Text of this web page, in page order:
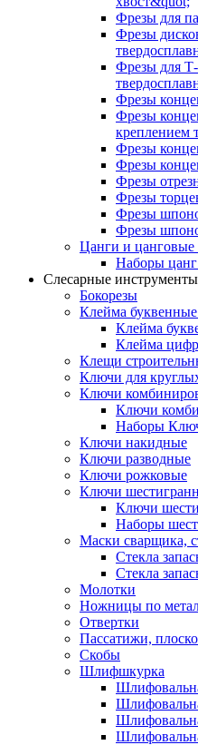
Фрезы для
Фрезы
Фрезы для
Фрезы
Фрезы
креплением
Фрезы
Фрезы
Фрезы
Фрезы
Фрезы
Фрезы
Цанги и цанговые
Наборы цанг
Слесарные инструменты
Бокорезы
Клейма
Клейма
Клейма
Клещи
Ключи для
Ключи
Ключи
Наборы
Ключи накидные
Ключи разводные
Ключи рожковые
Ключи
Ключи
Наборы
Маски сварщика,
Стекла
Стекла
Молотки
Ножницы по
Отвертки
Пассатижи,
Скобы
Шлифшкурка